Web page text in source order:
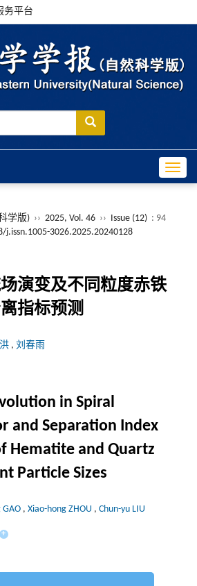
务平台
学版) ›› 2025, Vol. 46 ›› Issue (12) : 94
j.issn.1005-3026.2025.20240128
演变及不同粒度赤铁
指标预测
, 刘春雨
in Spiral
and Separation Index
Hematite and Quartz
Particle Sizes
GAO , Xiao-hong ZHOU , Chun-yu LIU
+